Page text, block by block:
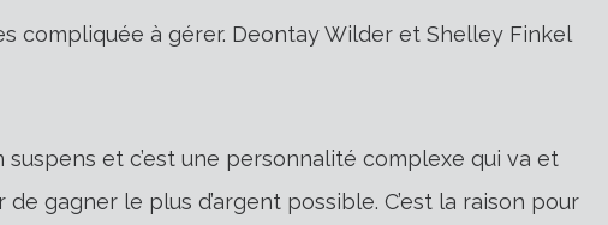
compliquée à gérer. Deontay Wilder et Shelley Finkel
suspens et c’est une personnalité complexe qui va et
gagner le plus d’argent possible. C’est la raison pour